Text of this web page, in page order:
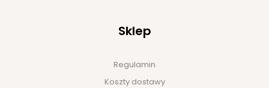
Sklep
Regulamin
Koszty dostawy